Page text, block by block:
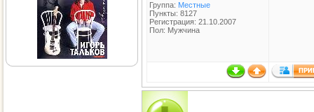
Группа: Местные
Пункты: 8127
Регистрация: 21.10.2007
Пол: Мужчина